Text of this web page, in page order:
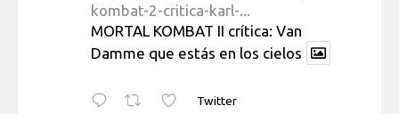
kombat-2-critica-karl-...
MORTAL KOMBAT II crítica: Van
Damme que estás en los cielos
Twitter